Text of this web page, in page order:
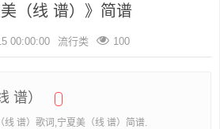
美（线 谱）》简谱
00:00:00 流行类 100
谱）
线 谱）歌词,宁夏美（线 谱）简谱.